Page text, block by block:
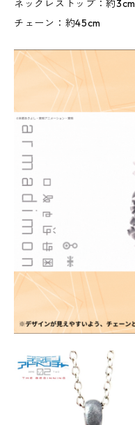
ネックレストップ：約3cm
チェーン：約45cm